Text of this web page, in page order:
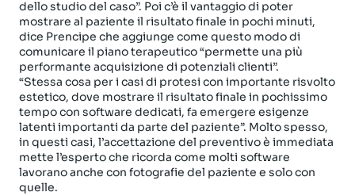
dello studio del caso”. Poi c’è il vantaggio di poter
mostrare al paziente il risultato finale in pochi minuti,
dice Prencipe che aggiunge come questo modo di
comunicare il piano terapeutico “permette una più
performante acquisizione di potenziali clienti”.
“Stessa cosa per i casi di protesi con importante risvolto
estetico, dove mostrare il risultato finale in pochissimo
tempo con software dedicati, fa emergere esigenze
latenti importanti da parte del paziente”. Molto spesso,
in questi casi, l’accettazione del preventivo è immediata
mette l’esperto che ricorda come molti software
lavorano anche con fotografie del paziente e solo con
quelle.